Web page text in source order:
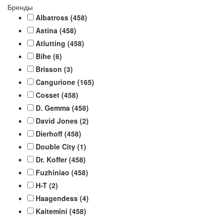
Бренды
Albatross (458)
Astina (458)
Atlutting (458)
Bihe (6)
Brisson (3)
Cangurione (165)
Cosset (458)
D. Gemma (458)
David Jones (2)
Dierhoff (458)
Double City (1)
Dr. Koffer (458)
Fuzhiniao (458)
H-T (2)
Haagendess (4)
Kaitemini (458)